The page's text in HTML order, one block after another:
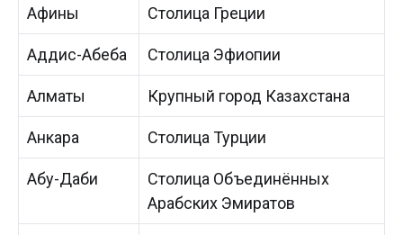
Афины Столица Греции
Аддис-Абеба Столица Эфиопии
Алматы Крупный город Казахстана
Анкара Столица Турции
Абу-Даби
Столица Объединённых
Арабских Эмиратов